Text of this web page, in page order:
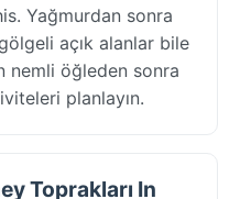
Yağmurdan sonra
açık alanlar bile
nemli öğleden sonra
planlayın.
Toprakları In